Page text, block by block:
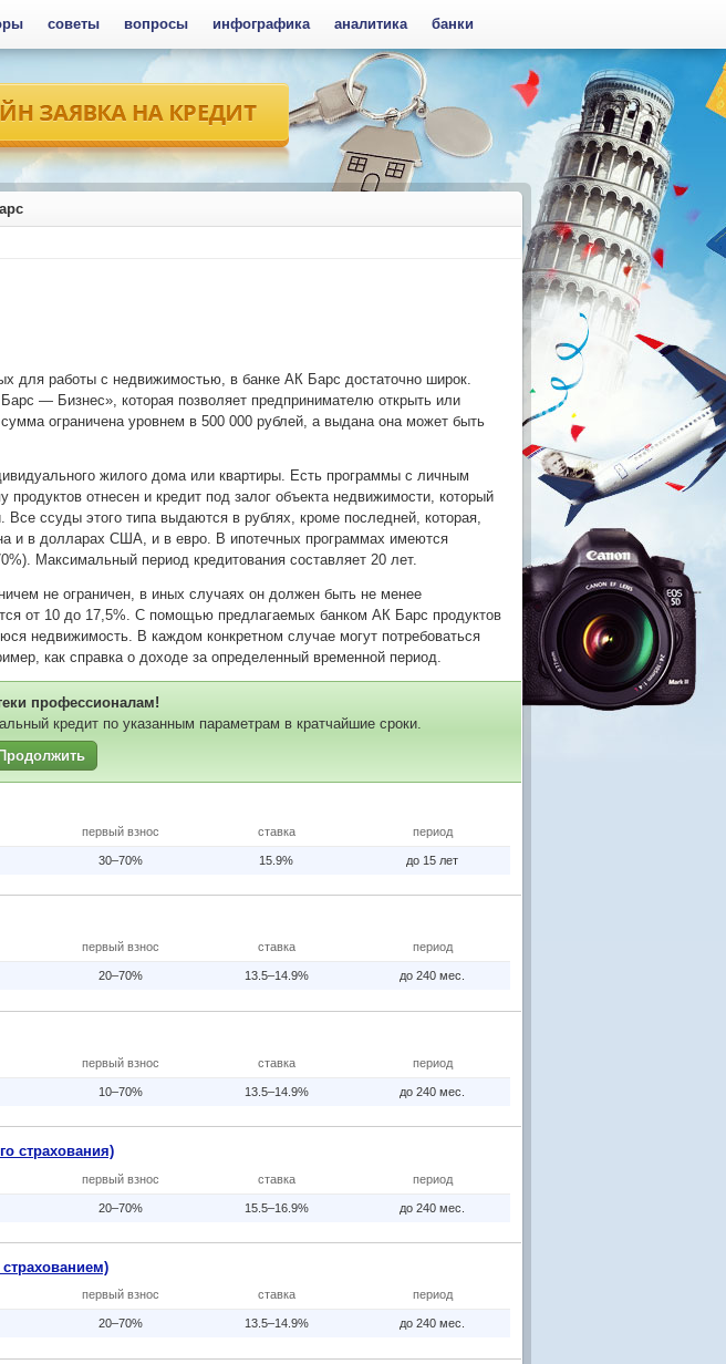
для работы с недвижимостью, в банке АК Барс достаточно широк.
— Бизнес», которая позволяет предпринимателю открыть или
ограничена уровнем в 500 000 рублей, а выдана она может быть
жилого дома или квартиры. Есть программы с личным
продуктов отнесен и кредит под залог объекта недвижимости, который
ссуды этого типа выдаются в рублях, кроме последней, которая,
и в долларах США, и в евро. В ипотечных программах имеются
Максимальный период кредитования составляет 20 лет.
не ограничен, в иных случаях он должен быть не менее
от 10 до 17,5%. С помощью предлагаемых банком АК Барс продуктов
недвижимость. В каждом конкретном случае могут потребоваться
как справка о доходе за определенный временной период.
профессионалам!
кредит по указанным параметрам в кратчайшие сроки.
Продолжить
первый взнос ставка период
30–70% 15.9% до 15 лет
первый взнос ставка период
20–70% 13.5–14.9% до 240 мес.
первый взнос ставка период
10–70% 13.5–14.9% до 240 мес.
страхования)
первый взнос ставка период
20–70% 15.5–16.9% до 240 мес.
первый взнос ставка период
20–70% 13.5–14.9% до 240 мес.
советы вопросы инфографика аналитика банки